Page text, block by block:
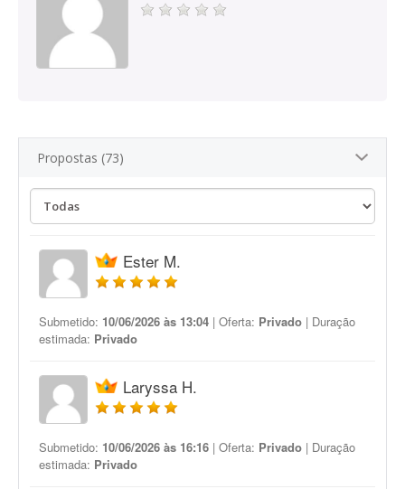
Propostas (73)
Ester M.
Submetido: 10/06/2026 às 13:04 | Oferta: Privado | Duração
estimada: Privado
Laryssa H.
Submetido: 10/06/2026 às 16:16 | Oferta: Privado | Duração
estimada: Privado